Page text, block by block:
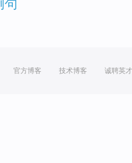
句
官方博客 技术博客 诚聘英才